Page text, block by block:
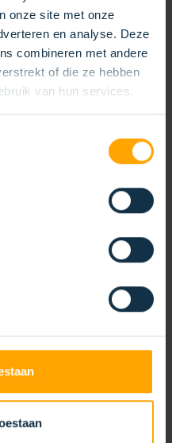
onze site met onze
en analyse. Deze
combineren met andere
of die ze hebben
van hun services.
belang om de
van de